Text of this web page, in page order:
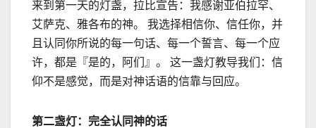
来到第一天的灯盏，拉比宣告：我感谢亚伯拉罕、
艾萨克、雅各布的神。 我选择相信你、信任你，并
且认同你所说的每一句话、每一个誓言、每一个应
许，都是『是的，阿们』。 这一盏灯教导我们：信
仰不是感觉，而是对神话语的信靠与回应。
第二盏灯：完全认同神的话